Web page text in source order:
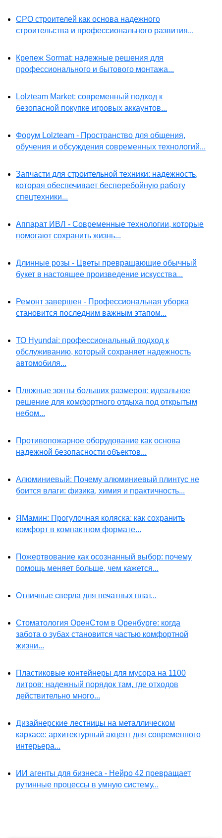
СРО строителей как основа надежного
строительства и профессионального развития...
Крепеж Sormat: надежные решения для
профессионального и бытового монтажа...
Lolzteam Market: современный подход к
безопасной покупке игровых аккаунтов...
Форум Lolzteam - Пространство для общения,
обучения и обсуждения современных технологий...
Запчасти для строительной техники: надежность,
которая обеспечивает бесперебойную работу
спецтехники...
Аппарат ИВЛ - Современные технологии, которые
помогают сохранить жизнь...
Длинные розы - Цветы превращающие обычный
букет в настоящее произведение искусства...
Ремонт завершен - Профессиональная уборка
становится последним важным этапом...
ТО Hyundai: профессиональный подход к
обслуживанию, который сохраняет надежность
автомобиля...
Пляжные зонты больших размеров: идеальное
решение для комфортного отдыха под открытым
небом...
Противопожарное оборудование как основа
надежной безопасности объектов...
Алюминиевый: Почему алюминиевый плинтус не
боится влаги: физика, химия и практичность...
ЯМамин: Прогулочная коляска: как сохранить
комфорт в компактном формате...
Пожертвование как осознанный выбор: почему
помощь меняет больше, чем кажется...
Отличные сверла для печатных плат...
Стоматология ОренСтом в Оренбурге: когда
забота о зубах становится частью комфортной
жизни...
Пластиковые контейнеры для мусора на 1100
литров: надежный порядок там, где отходов
действительно много...
Дизайнерские лестницы на металлическом
каркасе: архитектурный акцент для современного
интерьера...
ИИ агенты для бизнеса - Нейро 42 превращает
рутинные процессы в умную систему...